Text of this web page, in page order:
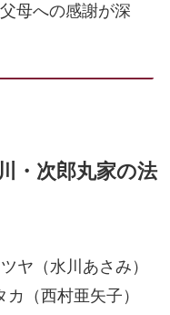
母への感謝が深
・次郎丸家の法
ヤ（水川あさみ）
（西村亜矢子）